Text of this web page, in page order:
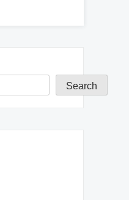
Search